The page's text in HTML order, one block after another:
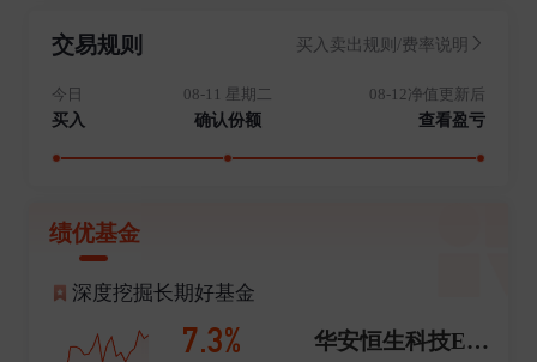
交易规则 买入卖出规则/费率说明
今日
买入
08-11 星期二
确认份额
08-12净值更新后
查看盈亏
绩优基金
深度挖掘长期好基金
7.3% 华安恒生科技ETF发起式联接(QDII)C